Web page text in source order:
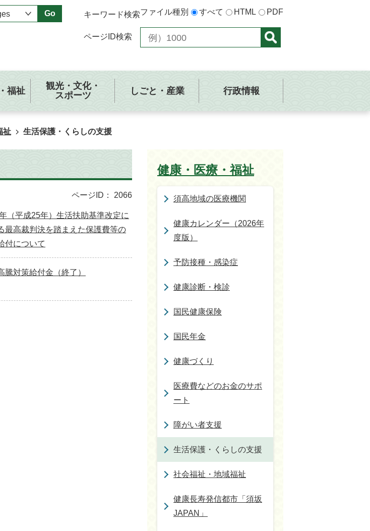
Go キーワード検索ファイル種別 すべて HTML PDF
ページID検索
福祉
観光・文化・
スポーツ
しごと・産業 行政情報
祉 生活保護・くらしの支援
ページID： 2066
（平成25年）⽣活扶助基準改定に
最⾼裁判決を踏まえた保護費等の
付について
騰対策給付金（終了）
健康・医療・福祉
須高地域の医療機関
健康カレンダー（2026年
度版）
予防接種・感染症
健康診断・検診
国民健康保険
国民年金
健康づくり
医療費などのお金のサポ
ート
障がい者支援
生活保護・くらしの支援
社会福祉・地域福祉
健康長寿発信都市「須坂
JAPAN」